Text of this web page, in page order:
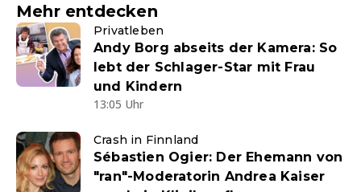
Mehr entdecken
Privatleben
Andy Borg abseits der Kamera: So
lebt der Schlager-Star mit Frau
und Kindern
13:05 Uhr
Crash in Finnland
Sébastien Ogier: Der Ehemann von
"ran"-Moderatorin Andrea Kaiser